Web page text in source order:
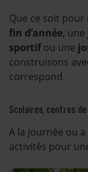
Que ce soit pour
fin d’année, une
sportifou une
construisons
correspond.
Scolaires, centres
A la journée ou
activités pour